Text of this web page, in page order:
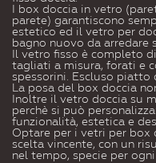
I box doccia in vetro
parete) garantiscono
estetico ed il vetro per
bagno nuovo da arredare
Il vetro fisso è completo
tagliati a misura, forati e
spessorini. Escluso piatto
La posa del box doccia
Inoltre il vetro doccia su
perchè si può
funzionalità, estetica e
Optare per i vetri per box
scelta vincente, con un
nel tempo, specie per